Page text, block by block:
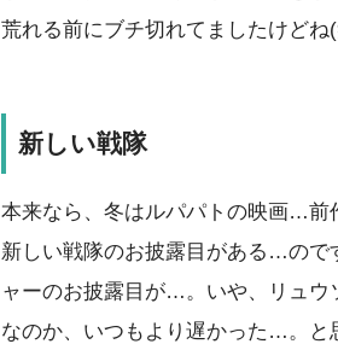
荒れる前にブチ切れてましたけどね(
新しい戦隊
本来なら、冬はルパパトの映画…前
新しい戦隊のお披露目がある…ので
ャーのお披露目が…。いや、リュウ
なのか、いつもより遅かった…。と